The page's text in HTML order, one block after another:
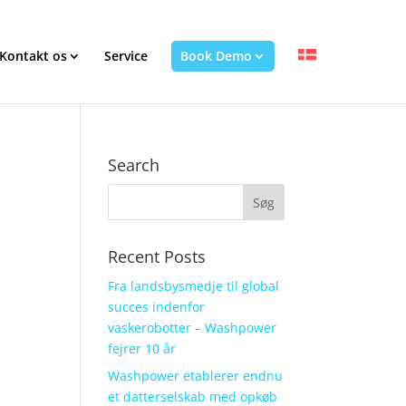
Kontakt os Service Book Demo
Search
Recent Posts
Fra landsbysmedje til global
succes indenfor
vaskerobotter – Washpower
fejrer 10 år
Washpower etablerer endnu
et datterselskab med opkøb